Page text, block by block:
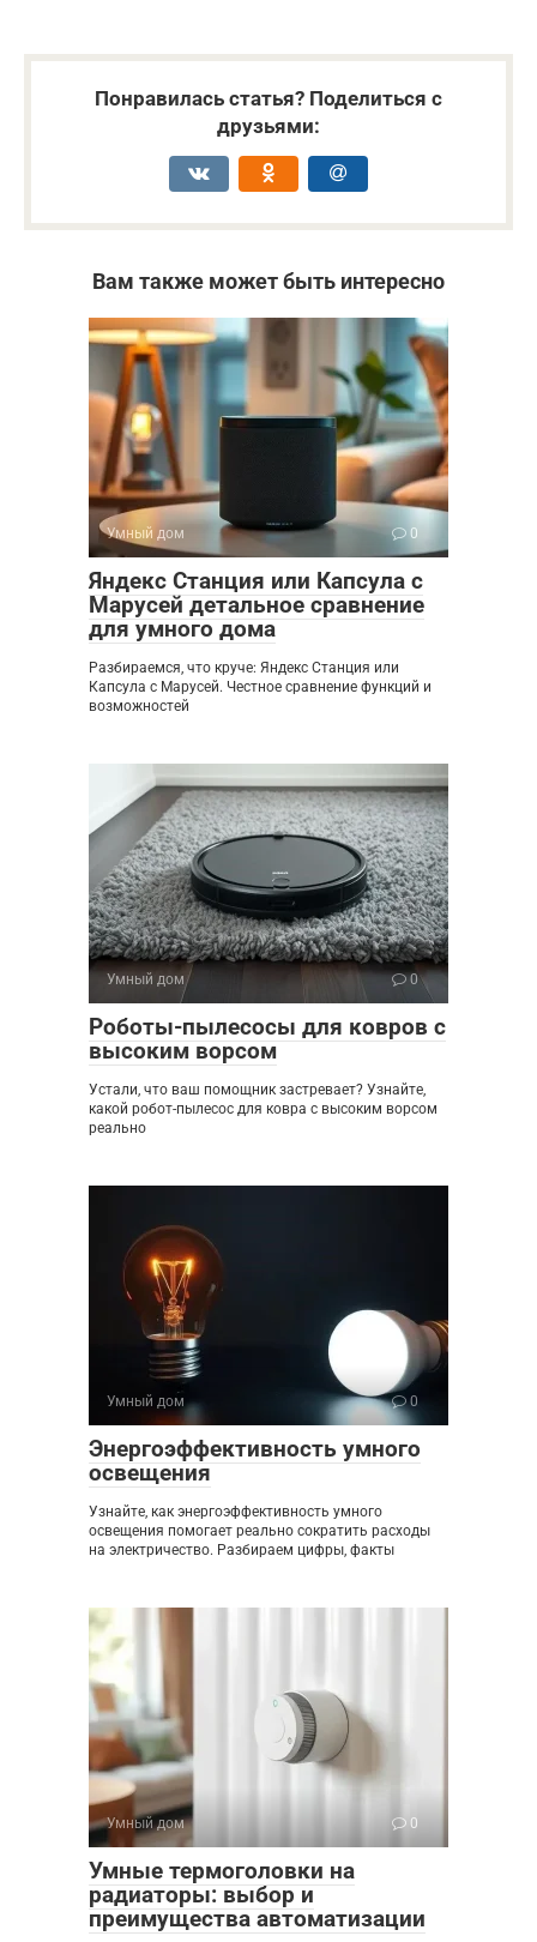
Понравилась статья? Поделиться с
друзьями:
Вам также может быть интересно
Умный дом 0
Яндекс Станция или Капсула с
Марусей детальное сравнение
для умного дома
Разбираемся, что круче: Яндекс Станция или
Капсула с Марусей. Честное сравнение функций и
возможностей
Умный дом 0
Роботы-пылесосы для ковров с
высоким ворсом
Устали, что ваш помощник застревает? Узнайте,
какой робот-пылесос для ковра с высоким ворсом
реально
Умный дом 0
Энергоэффективность умного
освещения
Узнайте, как энергоэффективность умного
освещения помогает реально сократить расходы
на электричество. Разбираем цифры, факты
Умный дом 0
Умные термоголовки на
радиаторы: выбор и
преимущества автоматизации